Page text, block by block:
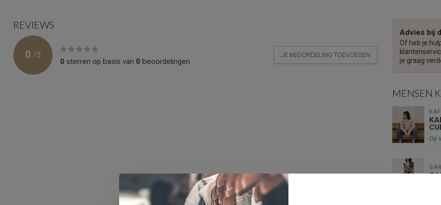
REVIEWS
0 /5
0 sterren op basis van 0 beoordelingen
JE BEOORDELING TOEVOEGEN
Advies bij
Of heb je
je graag
MENSEN
Op